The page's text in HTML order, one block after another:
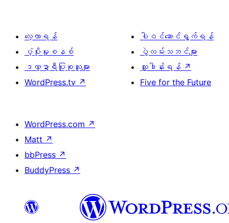
လေ့လာရန်
ပံ့ပိုးမှုစနစ်
ဒဏ္ဍာရီပြုစုသူများ
WordPress.tv ↗
ပါဝင်ဆောင်ရွက်ရန်
ပွဲလမ်းသဘင်များ
လှူဒါန်းရန် ↗
Five for the Future
WordPress.com ↗
Matt ↗
bbPress ↗
BuddyPress ↗